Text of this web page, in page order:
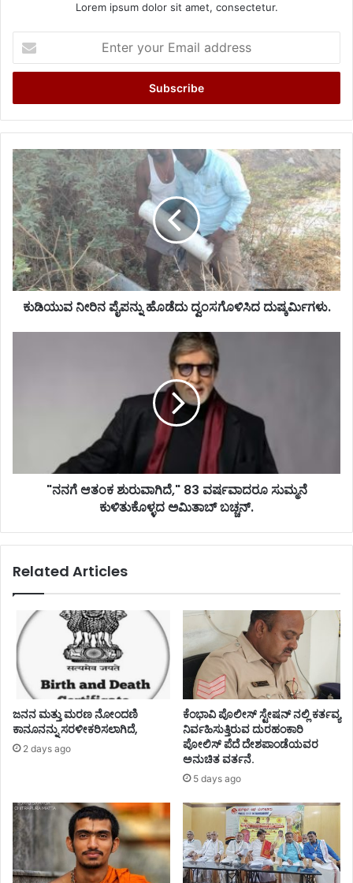
Lorem ipsum dolor sit amet, consectetur.
your
Email
ಕುಡಿಯುವ ನೀರಿನ ಪೈಪನ್ನು ಹೊಡೆದು ದ್ವಂಸಗೊಳಿಸಿದ ದುಷ್ಕರ್ಮಿಗಳು.
"ನನಗೆ ಆತಂಕ ಶುರುವಾಗಿದೆ," 83 ವರ್ಷವಾದರೂ ಸುಮ್ಮನೆ
ಕುಳಿತುಕೊಳ್ಳದ ಅಮಿತಾಬ್ ಬಚ್ಚನ್.
Related Articles
ಜನನ ಮತ್ತು ಮರಣ ನೋಂದಣಿ
ಕಾನೂನನ್ನು ಸರಳೀಕರಿಸಲಾಗಿದೆ,
2 days ago
ಕೆಂಭಾವಿ ಪೊಲೀಸ್ ಸ್ಟೇಷನ್ ನಲ್ಲಿ ಕರ್ತವ್ಯ
ನಿರ್ವಹಿಸುತ್ತಿರುವ ದುರಹಂಕಾರಿ
ಪೋಲಿಸ್ ಪೆದೆ ದೇಶಪಾಂಡೆಯವರ
ಅನುಚಿತ ವರ್ತನೆ.
5 days ago